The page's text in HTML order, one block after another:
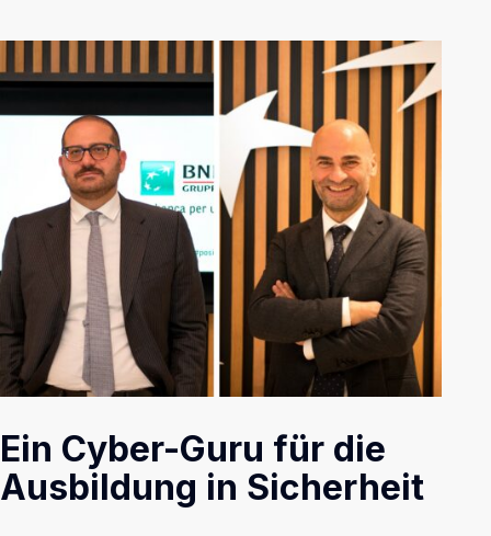
Ein Cyber-Guru für die
Ausbildung in Sicherheit